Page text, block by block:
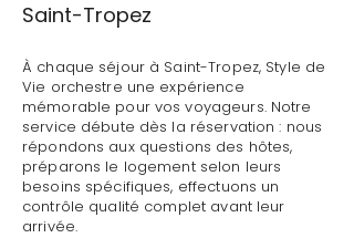
Saint-Tropez
À chaque séjour à Saint-Tropez, Style de
Vie orchestre une expérience
mémorable pour vos voyageurs. Notre
service débute dès la réservation : nous
répondons aux questions des hôtes,
préparons le logement selon leurs
besoins spécifiques, effectuons un
contrôle qualité complet avant leur
arrivée.